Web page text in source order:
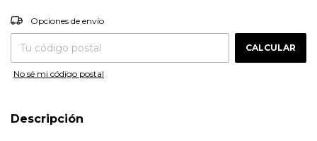
Entregas para el CP:
Opciones de envío
CALCULAR
No sé mi código postal
Descripción